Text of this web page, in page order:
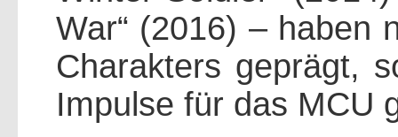
War“ (2016) – haben
Charakters geprägt,
Impulse für das MCU